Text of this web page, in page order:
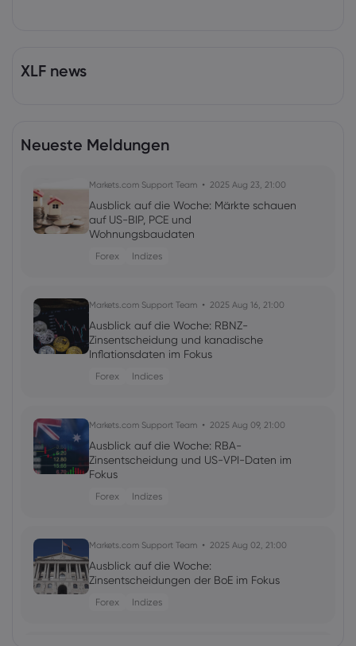
XLF news
Neueste Meldungen
Markets.com Support Team 2025 Aug 23, 21:00
Ausblick auf die Woche: Märkte schauen
auf US-BIP, PCE und
Wohnungsbaudaten
Forex Indizes
Markets.com Support Team 2025 Aug 16, 21:00
Ausblick auf die Woche: RBNZ-
Zinsentscheidung und kanadische
Inflationsdaten im Fokus
Forex Indices
Markets.com Support Team 2025 Aug 09, 21:00
Ausblick auf die Woche: RBA-
Zinsentscheidung und US-VPI-Daten im
Fokus
Forex Indizes
Markets.com Support Team 2025 Aug 02, 21:00
Ausblick auf die Woche:
Zinsentscheidungen der BoE im Fokus
Forex Indizes